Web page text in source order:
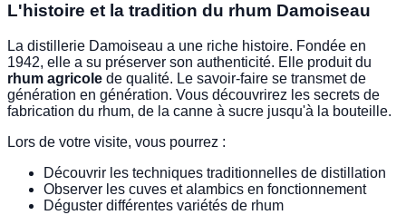
L'histoire et la tradition du rhum Damoiseau
La distillerie Damoiseau a une riche histoire. Fondée en
1942, elle a su préserver son authenticité. Elle produit du
rhum agricole de qualité. Le savoir-faire se transmet de
génération en génération. Vous découvrirez les secrets de
fabrication du rhum, de la canne à sucre jusqu'à la bouteille.
Lors de votre visite, vous pourrez :
Découvrir les techniques traditionnelles de distillation
Observer les cuves et alambics en fonctionnement
Déguster différentes variétés de rhum